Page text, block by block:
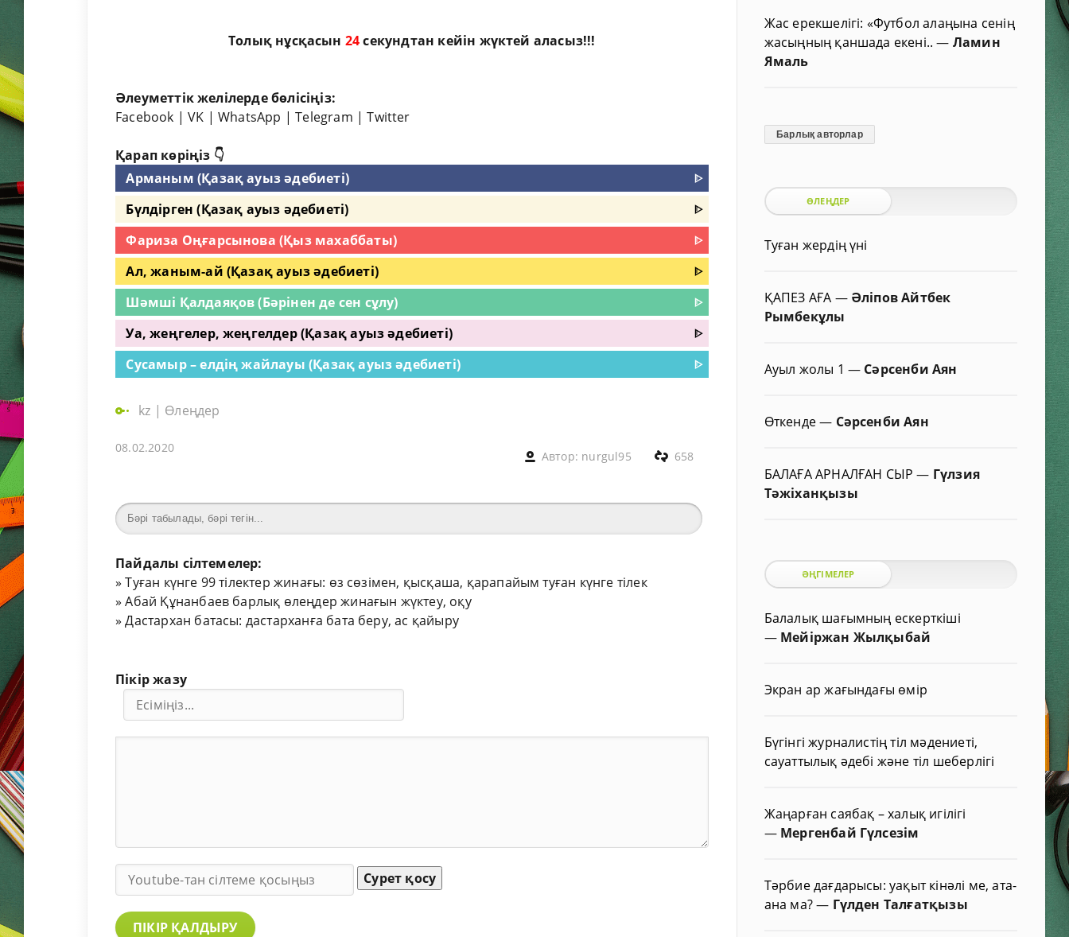
Толық нұсқасын 23секундтан кейін жүктей аласыз!!!
Әлеуметтік желілерде бөлісіңіз:
Facebook |VK |WhatsApp |Telegram |Twitter
Қарап көріңіз 👇
Арманым (Қазақ ауыз әдебиеті)
ᐈ
Бүлдірген (Қазақ ауыз әдебиеті)
ᐈ
Фариза Оңғарсынова (Қыз махаббаты)
ᐈ
Ал, жаным-ай (Қазақ ауыз әдебиеті)
ᐈ
Шәмші Қалдаяқов (Бәрінен де сен сұлу)
ᐈ
Уа, жеңгелер, жеңгелдер (Қазақ ауыз әдебиеті)
ᐈ
Сусамыр – елдің жайлауы (Қазақ ауыз әдебиеті)
ᐈ
kz | Өлеңдер
08.02.2020
Автор: nurgul95 658
Пайдалы сілтемелер:
»Туған күнге 99 тілектер жинағы: өз сөзімен, қысқаша, қарапайым туған күнге тілек
»Абай Құнанбаев барлық өлеңдер жинағын жүктеу, оқу
»Дастархан батасы: дастарханға бата беру, ас қайыру
Пікір жазу
Сурет қосу
ПІКІР ҚАЛДЫРУ
Жас ерекшелігі: «Футбол алаңына сенің
жасыңның қаншада екені..— Ламин
Ямаль
Барлық авторлар
ӨЛЕҢДЕР
Туған жердің үні
ҚАПЕЗ АҒА — Әліпов Айтбек
Рымбекұлы
Ауыл жолы 1 — Сәрсенби Аян
Өткенде— Сәрсенби Аян
БАЛАҒА АРНАЛҒАН СЫР— Гүлзия
Тәжіханқызы
ӘҢГІМЕЛЕР
Балалық шағымның ескерткіші
— Мейіржан Жылқыбай
Экран ар жағындағы өмір
Бүгінгі журналистің тіл мәдениеті,
сауаттылық әдебі және тіл шеберлігі
Жаңарған саябақ – халық игілігі
— Мергенбай Гүлсезім
Тәрбие дағдарысы: уақыт кінәлі ме, ата-
ана ма?— Гүлден Талғатқызы